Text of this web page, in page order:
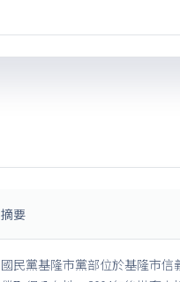
摘要
國民黨基隆市黨部位於基隆市信